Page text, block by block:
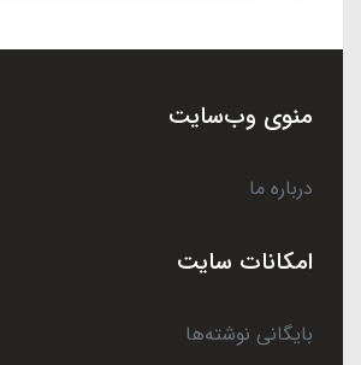
منوی وب‌سایت
درباره ما
امکانات سایت
بایگانی نوشته‌ها